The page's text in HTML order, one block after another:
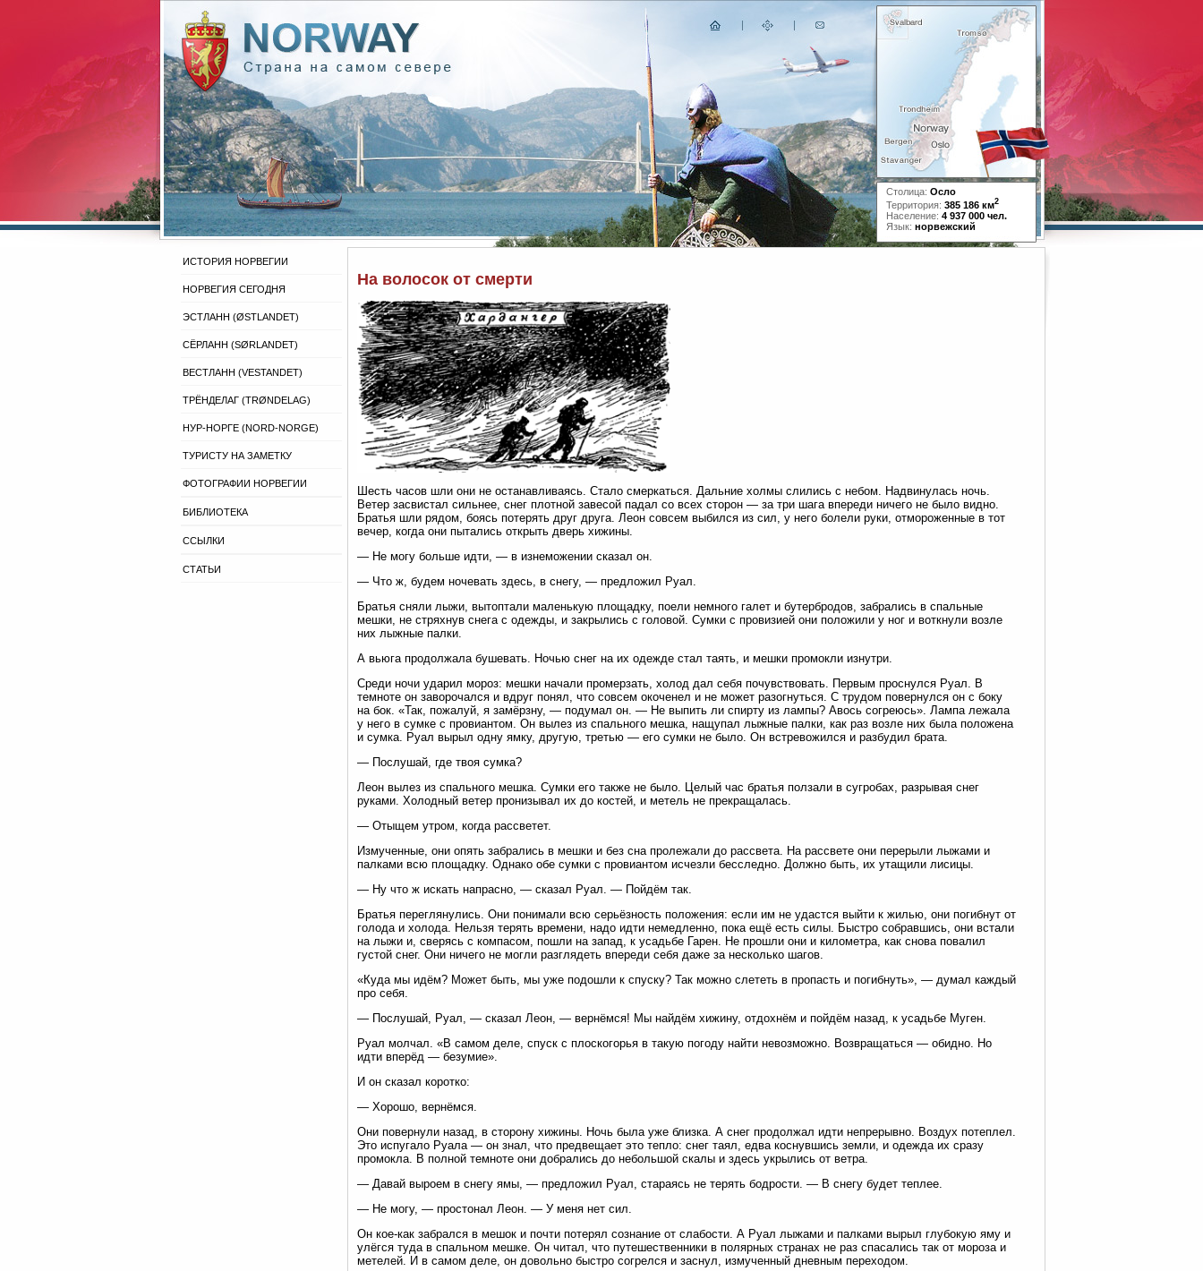
Столица: Осло
Территория: 385 186 км2
Население: 4 937 000 чел.
Язык: норвежский
ИСТОРИЯ НОРВЕГИИ
НОРВЕГИЯ СЕГОДНЯ
ЭСТЛАНН (ØSTLANDET)
СЁРЛАНН (SØRLANDET)
ВЕСТЛАНН (VESTANDET)
ТРЁНДЕЛАГ (TRØNDELAG)
НУР-НОРГЕ (NORD-NORGE)
ТУРИСТУ НА ЗАМЕТКУ
ФОТОГРАФИИ НОРВЕГИИ
БИБЛИОТЕКА
ССЫЛКИ
СТАТЬИ
На волосок от смерти
Шесть часов шли они не останавливаясь. Стало смеркаться. Дальние холмы слились с небом. Надвинулась ночь.
Ветер засвистал сильнее, снег плотной завесой падал со всех сторон — за три шага впереди ничего не было видно.
Братья шли рядом, боясь потерять друг друга. Леон совсем выбился из сил, у него болели руки, отмороженные в тот
вечер, когда они пытались открыть дверь хижины.
— Не могу больше идти, — в изнеможении сказал он.
— Что ж, будем ночевать здесь, в снегу, — предложил Руал.
Братья сняли лыжи, вытоптали маленькую площадку, поели немного галет и бутербродов, забрались в спальные
мешки, не стряхнув снега с одежды, и закрылись с головой. Сумки с провизией они положили у ног и воткнули возле
них лыжные палки.
А вьюга продолжала бушевать. Ночью снег на их одежде стал таять, и мешки промокли изнутри.
Среди ночи ударил мороз: мешки начали промерзать, холод дал себя почувствовать. Первым проснулся Руал. В
темноте он заворочался и вдруг понял, что совсем окоченел и не может разогнуться. С трудом повернулся он с боку
на бок. «Так, пожалуй, я замёрзну, — подумал он. — Не выпить ли спирту из лампы? Авось согреюсь». Лампа лежала
у него в сумке с провиантом. Он вылез из спального мешка, нащупал лыжные палки, как раз возле них была положена
и сумка. Руал вырыл одну ямку, другую, третью — его сумки не было. Он встревожился и разбудил брата.
— Послушай, где твоя сумка?
Леон вылез из спального мешка. Сумки его также не было. Целый час братья ползали в сугробах, разрывая снег
руками. Холодный ветер пронизывал их до костей, и метель не прекращалась.
— Отыщем утром, когда рассветет.
Измученные, они опять забрались в мешки и без сна пролежали до рассвета. На рассвете они перерыли лыжами и
палками всю площадку. Однако обе сумки с провиантом исчезли бесследно. Должно быть, их утащили лисицы.
— Ну что ж искать напрасно, — сказал Руал. — Пойдём так.
Братья переглянулись. Они понимали всю серьёзность положения: если им не удастся выйти к жилью, они погибнут от
голода и холода. Нельзя терять времени, надо идти немедленно, пока ещё есть силы. Быстро собравшись, они встали
на лыжи и, сверясь с компасом, пошли на запад, к усадьбе Гарен. Не прошли они и километра, как снова повалил
густой снег. Они ничего не могли разглядеть впереди себя даже за несколько шагов.
«Куда мы идём? Может быть, мы уже подошли к спуску? Так можно слететь в пропасть и погибнуть», — думал каждый
про себя.
— Послушай, Руал, — сказал Леон, — вернёмся! Мы найдём хижину, отдохнём и пойдём назад, к усадьбе Муген.
Руал молчал. «В самом деле, спуск с плоскогорья в такую погоду найти невозможно. Возвращаться — обидно. Но
идти вперёд — безумие».
И он сказал коротко:
— Хорошо, вернёмся.
Они повернули назад, в сторону хижины. Ночь была уже близка. А снег продолжал идти непрерывно. Воздух потеплел.
Это испугало Руала — он знал, что предвещает это тепло: снег таял, едва коснувшись земли, и одежда их сразу
промокла. В полной темноте они добрались до небольшой скалы и здесь укрылись от ветра.
— Давай выроем в снегу ямы, — предложил Руал, стараясь не терять бодрости. — В снегу будет теплее.
— Не могу, — простонал Леон. — У меня нет сил.
Он кое-как забрался в мешок и почти потерял сознание от слабости. А Руал лыжами и палками вырыл глубокую яму и
улёгся туда в спальном мешке. Он читал, что путешественники в полярных странах не раз спасались так от мороза и
метелей. И в самом деле, он довольно быстро согрелся и заснул, измученный дневным переходом.